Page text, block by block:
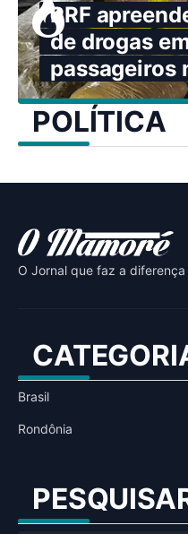
PRF
de drogas
passageiros
POLÍTICA
O Jornal que faz a diferença
Brasil
Rondônia